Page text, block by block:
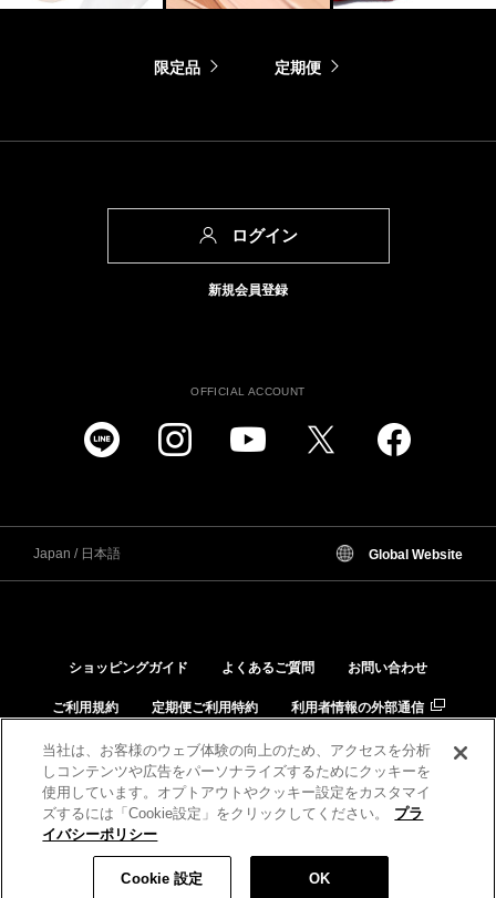
税込 3,080 円
カートに入れる
限定品 定期便
ログイン
新規会員登録
OFFICIAL ACCOUNT
Japan / 日本語 Global Website
ショッピングガイド よくあるご質問 お問い合わせ
ご利用規約 定期便ご利用特約 利用者情報の外部通信
個人情報保護方針 特定商取引法に基づく表示
品質と安全への取り組み 肌と化粧品の相性チェック
©KANEBO All Rights Reserved.
当社は、お客様のウェブ体験の向上のため、アクセスを分析
しコンテンツや広告をパーソナライズするためにクッキーを
使用しています。オプトアウトやクッキー設定をカスタマイ
ズするには「Cookie設定」をクリックしてください。
プラ
イバシーポリシー
Cookie 設定 OK